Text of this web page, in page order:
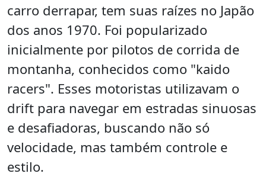
carro derrapar, tem suas raízes no Japão
dos anos 1970. Foi popularizado
inicialmente por pilotos de corrida de
montanha, conhecidos como "kaido
racers". Esses motoristas utilizavam o
drift para navegar em estradas sinuosas
e desafiadoras, buscando não só
velocidade, mas também controle e
estilo.